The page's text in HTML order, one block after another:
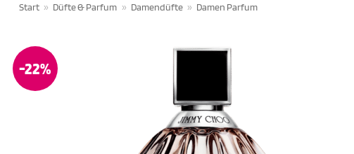
Start » Düfte & Parfum » Damendüfte » Damen Parfum
-22%